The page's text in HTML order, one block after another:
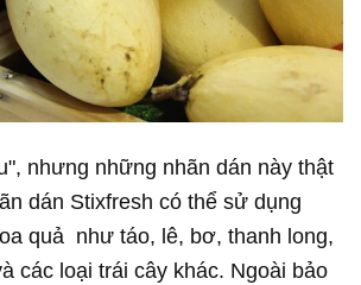
nhưng những nhãn dán này thật
dán Stixfresh có thể sử dụng
quả như táo, lê, bơ, thanh long,
các loại trái cây khác. Ngoài bảo